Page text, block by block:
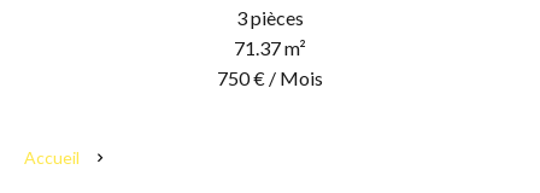
3 pièces
71.37 m²
750 € / Mois
Accueil